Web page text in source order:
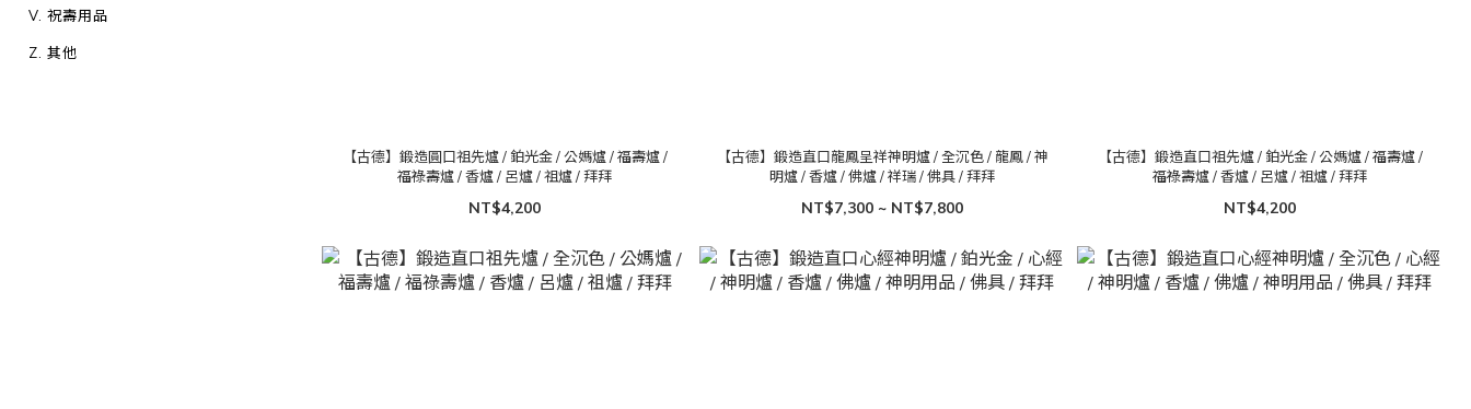
V. 祝壽用品
Z. 其他
【古德】鍛造圓口祖先爐 / 鉑光金 / 公媽爐 / 福壽爐 /
福祿壽爐 / 香爐 / 呂爐 / 祖爐 / 拜拜
NT$4,200
【古德】鍛造直口龍鳳呈祥神明爐 / 全沉色 / 龍鳳 / 神
明爐 / 香爐 / 佛爐 / 祥瑞 / 佛具 / 拜拜
NT$7,300 ~ NT$7,800
【古德】鍛造直口祖先爐 / 鉑光金 / 公媽爐 / 福壽爐 /
福祿壽爐 / 香爐 / 呂爐 / 祖爐 / 拜拜
NT$4,200